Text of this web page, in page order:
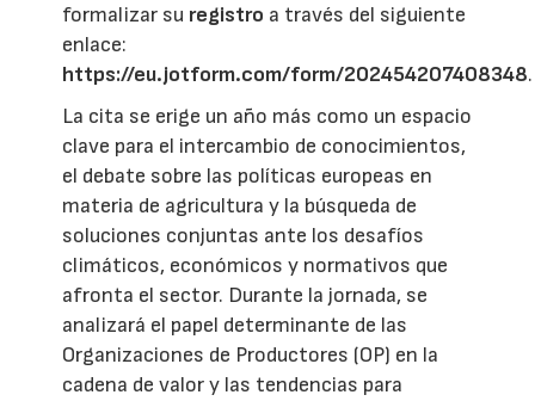
formalizar su registro a través del siguiente
enlace:
https://eu.jotform.com/form/202454207408348.
La cita se erige un año más como un espacio
clave para el intercambio de conocimientos,
el debate sobre las políticas europeas en
materia de agricultura y la búsqueda de
soluciones conjuntas ante los desafíos
climáticos, económicos y normativos que
afronta el sector. Durante la jornada, se
analizará el papel determinante de las
Organizaciones de Productores (OP) en la
cadena de valor y las tendencias para